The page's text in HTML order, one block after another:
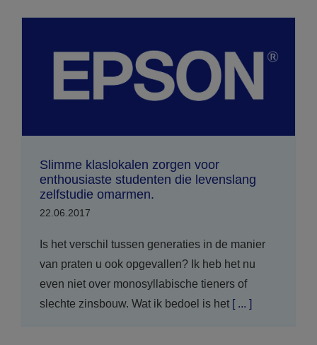
Slimme klaslokalen zorgen voor
enthousiaste studenten die levenslang
zelfstudie omarmen.
22.06.2017
Is het verschil tussen generaties in de manier
van praten u ook opgevallen? Ik heb het nu
even niet over monosyllabische tieners of
slechte zinsbouw. Wat ik bedoel is het[ ... ]